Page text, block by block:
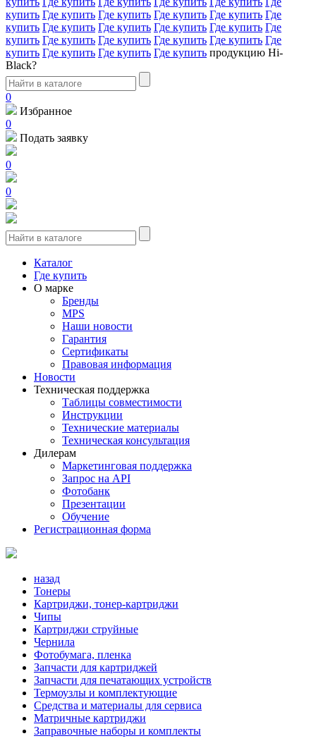
купить Где купить Где купить Где купить Где купить Где
купить Где купить Где купить Где купить Где купить Где
купить Где купить Где купить Где купить Где купить Где
купить Где купить Где купить Где купить продукцию Hi-
Black?
0
Избранное
0
Подать заявку
0
0
Каталог
Где купить
О марке
Бренды
MPS
Наши новости
Гарантия
Сертификаты
Правовая информация
Новости
Техническая поддержка
Таблицы совместимости
Инструкции
Технические материалы
Техническая консультация
Дилерам
Маркетинговая поддержка
Запрос на API
Фотобанк
Презентации
Обучение
Регистрационная форма
назад
Тонеры
Картриджи, тонер-картриджи
Чипы
Картриджи струйные
Чернила
Фотобумага, пленка
Запчасти для картриджей
Запчасти для печатающих устройств
Термоузлы и комплектующие
Средства и материалы для сервиса
Матричные картриджи
Заправочные наборы и комплекты